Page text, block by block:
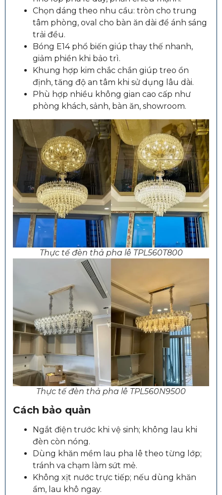
Chọn dáng theo nhu cầu: tròn cho trung
tâm phòng, oval cho bàn ăn dài để ánh sáng
trải đều.
Bóng E14 phổ biến giúp thay thế nhanh,
giảm phiền khi bảo trì.
Khung hợp kim chắc chắn giúp treo ổn
định, tăng độ an tâm khi sử dụng lâu dài.
Phù hợp nhiều không gian cao cấp như
phòng khách, sảnh, bàn ăn, showroom.
Thực tế đèn thả pha lê TPL560T800
Thực tế đèn thả pha lê TPL560N9500
Cách bảo quản
Ngắt điện trước khi vệ sinh; không lau khi
đèn còn nóng.
Dùng khăn mềm lau pha lê theo từng lớp;
tránh va chạm làm sứt mẻ.
Không xịt nước trực tiếp; nếu dùng khăn
ẩm, lau khô ngay.